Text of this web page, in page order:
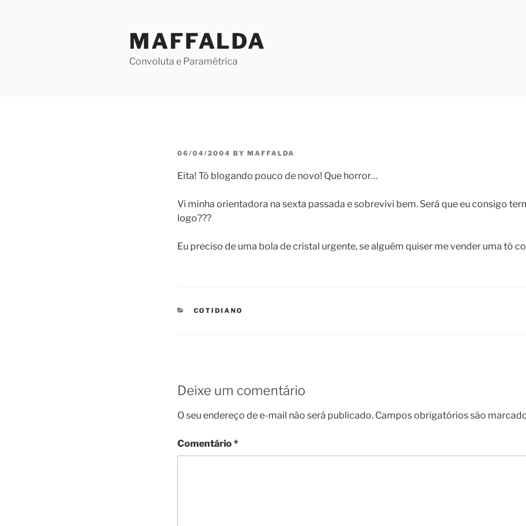
MAFFALDA
Convoluta e Paramétrica
POSTED
06/04/2004 BY MAFFALDA
Eita! Tô blogando pouco de novo! Que horror…
Vi minha orientadora na sexta passada e sobrevivi bem. Será que eu consigo
logo???
Eu preciso de uma bola de cristal urgente, se alguém quiser me vender uma tô
CATEGORIES
COTIDIANO
Deixe um comentário
O seu endereço de e-mail não será publicado. Campos obrigatórios são
Comentário*